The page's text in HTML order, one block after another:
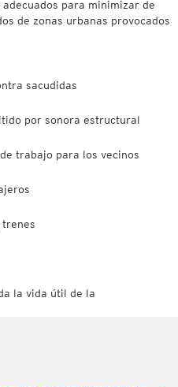
para minimizar de
de zonas urbanas provocados
sacudidas
por sonora estructural
trabajo para los vecinos
trenes
la vida útil de la